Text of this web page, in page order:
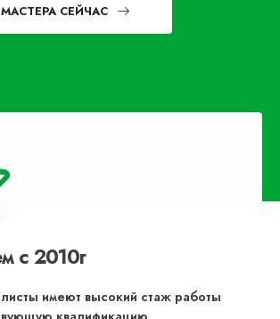
СЕЙЧАС
с 2010г
имеют высокий стаж работы